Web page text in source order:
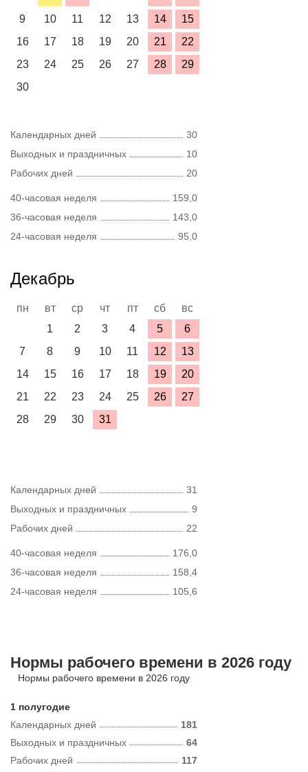
9
10 11 12 13 14
15
16
17 18 19 20 21
22
23
24 25 26 27 28
29
30
Календарных дней
30
Выходных и праздничных
10
Рабочих дней
20
40-часовая неделя
159,0
36-часовая неделя
143,0
24-часовая неделя
95,0
Декабрь
пн вт ср чт пт сб
вс
1
2 3 4 5
6
7
8 9 10 11 12
13
14
15 16 17 18 19
20
21
22 23 24 25 26
27
28
29 30 31
Календарных дней
31
Выходных и праздничных
9
Рабочих дней
22
40-часовая неделя
176,0
36-часовая неделя
158,4
24-часовая неделя
105,6
Нормы рабочего времени в 2026 году
Нормы рабочего времени в 2026 году
1 полугодие
Календарных дней
181
Рабочих дней 117
Выходных и праздничных 64